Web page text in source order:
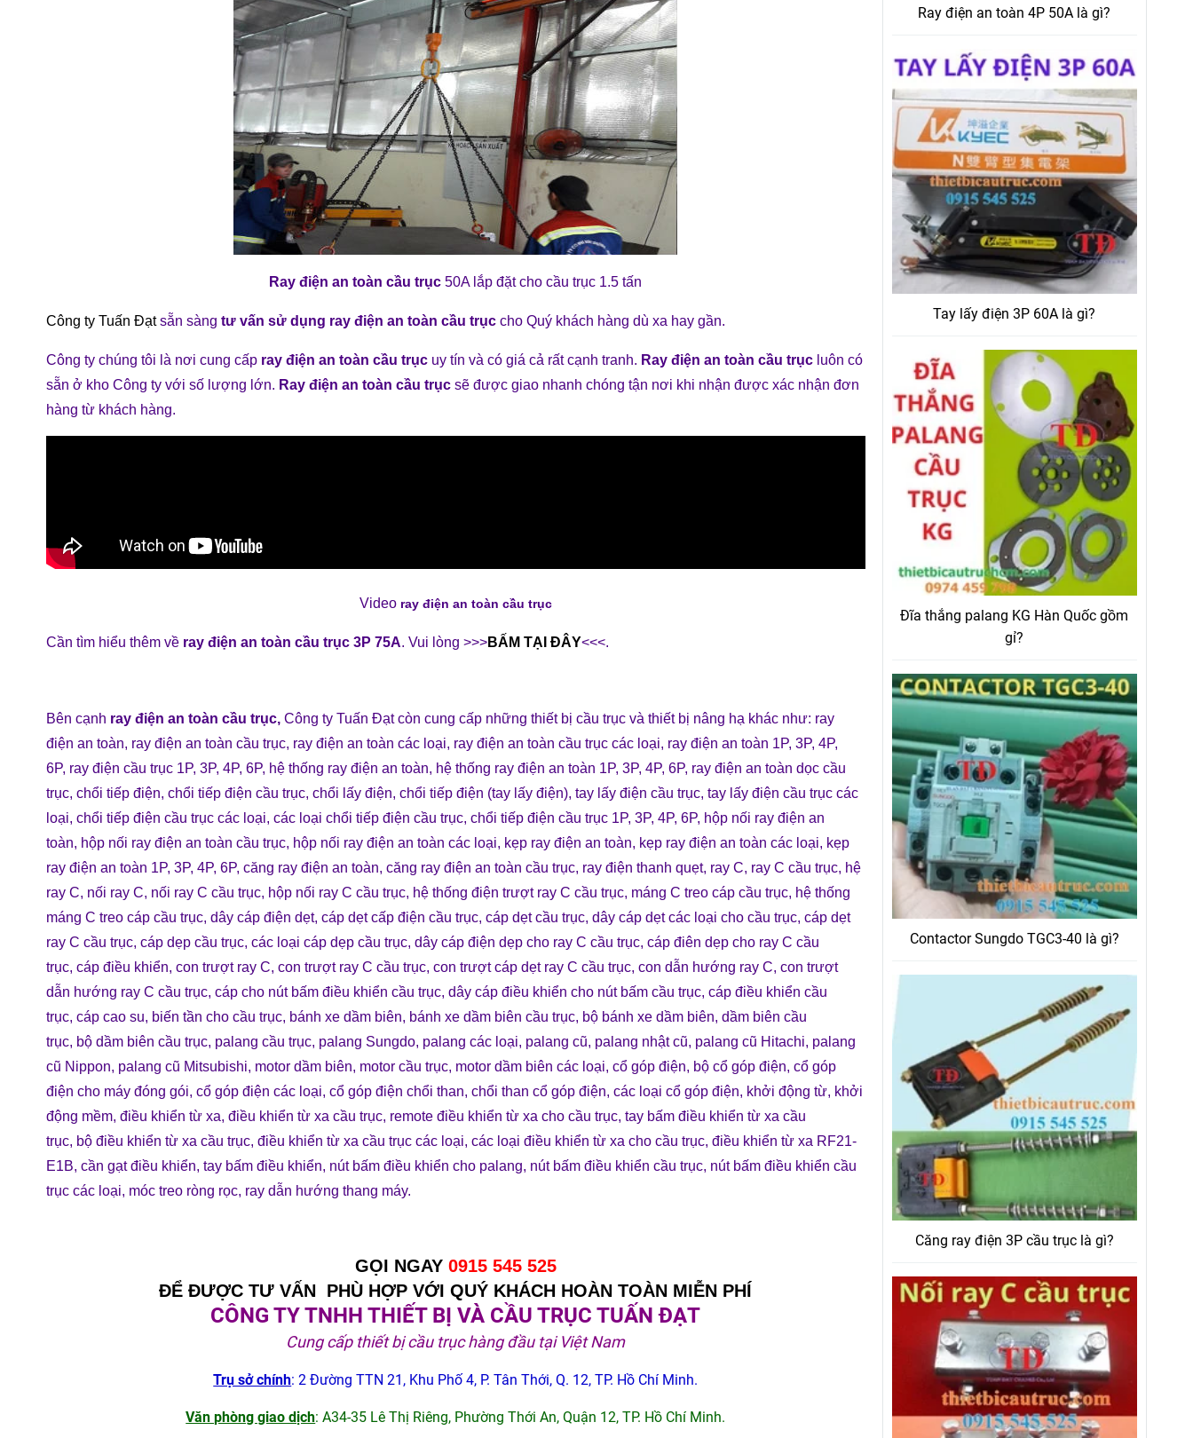
Ray điện an toàn cầu trục 50A lắp đặt cho cầu trục 1.5 tấn
Công ty Tuấn Đạtsẵn sàng tư vấn sử dụng ray điện an toàn cầu trục cho Quý khách hàng dù xa hay gần.
Công ty chúng tôi là nơi cung cấp ray điện an toàn cầu trục uy tín và có giá cả rất cạnh tranh. Ray điện an toàn cầu trục luôn có
sẵn ở kho Công ty với số lượng lớn. Ray điện an toàn cầu trục sẽ được giao nhanh chóng tận nơi khi nhận được xác nhận đơn
hàng từ khách hàng.
Video ray điện an toàn cầu trục
Cần tìm hiểu thêm về ray điện an toàn cầu trục 3P 75A. Vui lòng >>>BẤM TẠI ĐÂY<<<.
Bên cạnh ray điện an toàn cầu trục, Công ty Tuấn Đạt còn cung cấp những thiết bị cầu trục và thiết bị nâng hạ khác như: ray
điện an toàn, ray điện an toàn cầu trục, ray điện an toàn các loại, ray điện an toàn cầu trục các loại, ray điện an toàn 1P, 3P, 4P,
6P, ray điện cầu trục 1P, 3P, 4P, 6P, hệ thống ray điện an toàn, hệ thống ray điện an toàn 1P, 3P, 4P, 6P, ray điện an toàn dọc cầu
trục, chổi tiếp điện, chổi tiếp điện cầu trục, chổi lấy điện, chổi tiếp điện (tay lấy điện), tay lấy điện cầu trục, tay lấy điện cầu trục các
loại, chổi tiếp điện cầu trục các loại, các loại chổi tiếp điện cầu trục, chổi tiếp điện cầu trục 1P, 3P, 4P, 6P, hộp nối ray điện an
toàn, hộp nối ray điện an toàn cầu trục, hộp nối ray điện an toàn các loại, kẹp ray điện an toàn, kẹp ray điện an toàn các loại, kẹp
ray điện an toàn 1P, 3P, 4P, 6P, căng ray điện an toàn, căng ray điện an toàn cầu trục, ray điện thanh quẹt, ray C, ray C cầu trục, hệ
ray C, nối ray C, nối ray C cầu trục, hộp nối ray C cầu trục, hệ thống điện trượt ray C cầu trục, máng C treo cáp cầu trục, hệ thống
máng C treo cáp cầu trục, dây cáp điện dẹt, cáp dẹt cấp điện cầu trục, cáp dẹt cầu trục, dây cáp dẹt các loại cho cầu trục, cáp dẹt
ray C cầu trục, cáp dẹp cầu trục, các loại cáp dẹp cầu trục, dây cáp điện dẹp cho ray C cầu trục, cáp điên dẹp cho ray C cầu
trục, cáp điều khiển, con trượt ray C, con trượt ray C cầu trục, con trượt cáp dẹt ray C cầu trục, con dẫn hướng ray C, con trượt
dẫn hướng ray C cầu trục, cáp cho nút bấm điều khiển cầu trục, dây cáp điều khiển cho nút bấm cầu trục, cáp điều khiển cầu
trục, cáp cao su, biến tần cho cầu trục, bánh xe dầm biên, bánh xe dầm biên cầu trục, bộ bánh xe dầm biên, dầm biên cầu
trục, bộ dầm biên cầu trục, palang cầu trục, palang Sungdo, palang các loại, palang cũ, palang nhật cũ, palang cũ Hitachi, palang
cũ Nippon, palang cũ Mitsubishi, motor dầm biên, motor cầu trục, motor dầm biên các loại, cổ góp điện, bộ cổ góp điện, cổ góp
điện cho máy đóng gói, cổ góp điện các loại, cổ góp điện chổi than, chổi than cổ góp điện, các loại cổ góp điện, khởi động từ, khởi
động mềm, điều khiển từ xa, điều khiển từ xa cầu trục, remote điều khiển từ xa cho cầu trục, tay bấm điều khiển từ xa cầu
trục, bộ điều khiển từ xa cầu trục, điều khiển từ xa cầu trục các loại, các loại điều khiển từ xa cho cầu trục, điều khiển từ xa RF21-
E1B, cần gạt điều khiển, tay bấm điều khiển, nút bấm điều khiển cho palang, nút bấm điều khiển cầu trục, nút bấm điều khiển cầu
trục các loại, móc treo ròng rọc, ray dẫn hướng thang máy.
GỌI NGAY 0915 545 525
ĐỂ ĐƯỢC TƯ VẤN PHÙ HỢP VỚI QUÝ KHÁCH HOÀN TOÀN MIỄN PHÍ
CÔNG TY TNHH THIẾT BỊ VÀ CẦU TRỤC TUẤN ĐẠT
Cung cấp thiết bị cầu trục hàng đầu tại Việt Nam
Trụ sở chính: 2 Đường TTN 21, Khu Phố 4, P. Tân Thới, Q. 12, TP. Hồ Chí Minh.
Văn phòng giao dịch: A34-35 Lê Thị Riêng, Phường Thới An, Quận 12, TP. Hồ Chí Minh.
Ray điện an toàn 4P 50A là gì?
Tay lấy điện 3P 60A là gì?
Đĩa thắng palang KG Hàn Quốc gồm
gỉ?
Contactor Sungdo TGC3-40 là gì?
Căng ray điện 3P cầu trục là gì?